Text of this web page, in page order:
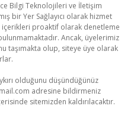
Bilgi Teknolojileri ve İletişim
bir Yer Sağlayıcı olarak hizmet
proaktif olarak denetleme
Ancak, üyelerimiz
taşımakta olup, siteye üye olarak
olduğunu düşündüğünüz
adresine bildirmeniz
sitemizden kaldırılacaktır.